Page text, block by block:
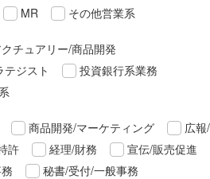
MR その他営業系
チュアリー/商品開発
ジスト
投資銀行系業務
商品開発/マーケティング
広報
許 経理/財務
宣伝/販売促進
秘書/受付/一般事務